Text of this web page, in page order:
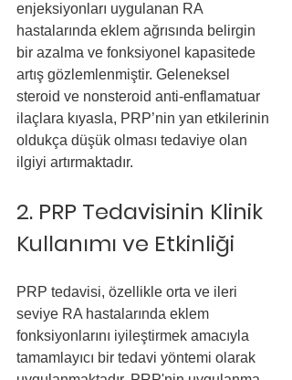
enjeksiyonları uygulanan RA
hastalarında eklem ağrısında belirgin
bir azalma ve fonksiyonel kapasitede
artış gözlemlenmiştir. Geleneksel
steroid ve nonsteroid anti-enflamatuar
ilaçlara kıyasla, PRP’nin yan etkilerinin
oldukça düşük olması tedaviye olan
ilgiyi artırmaktadır.
2. PRP Tedavisinin Klinik
Kullanımı ve Etkinliği
PRP tedavisi, özellikle orta ve ileri
seviye RA hastalarında eklem
fonksiyonlarını iyileştirmek amacıyla
tamamlayıcı bir tedavi yöntemi olarak